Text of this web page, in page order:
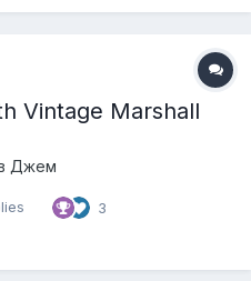
Vintage Marshall
Джем
3